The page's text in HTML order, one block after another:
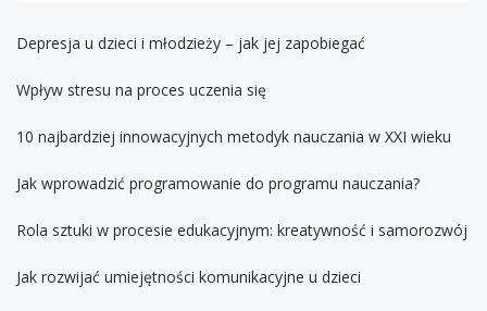
Depresja u dzieci i młodzieży – jak jej zapobiegać
Wpływ stresu na proces uczenia się
10 najbardziej innowacyjnych metodyk nauczania w XXI wieku
Jak wprowadzić programowanie do programu nauczania?
Rola sztuki w procesie edukacyjnym: kreatywność i samorozwój
Jak rozwijać umiejętności komunikacyjne u dzieci